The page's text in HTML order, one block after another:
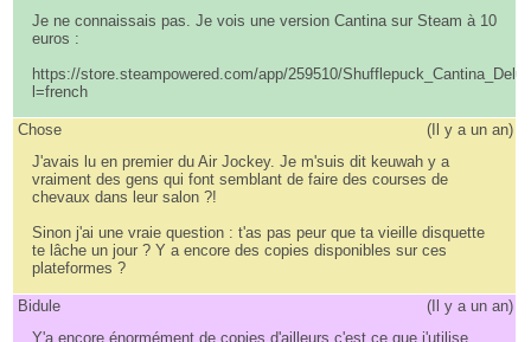
Je ne connaissais pas. Je vois une version Cantina sur Steam à 10
euros :
https://store.steampowered.com/app/259510/
l=french
Chose ( Il y a un an)
J'avais lu en premier du Air Jockey. Je m'suis dit keuwah y a
vraiment des gens qui font semblant de faire des courses de
chevaux dans leur salon ?!
Sinon j'ai une vraie question : t'as pas peur que ta vieille disquette
te lâche un jour ? Y a encore des copies disponibles sur ces
plateformes ?
Bidule ( Il y a un an)
Y'a encore énormément de copies d'ailleurs c'est ce que j'utilise